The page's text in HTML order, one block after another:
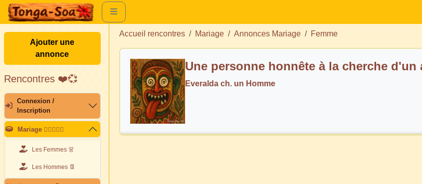
Ajouter une
annonce
Rencontres ❤️💞
Connexion /
Inscription
Mariage 👩🏽‍❤️‍👨🏽
Les Femmes 👗
Les Hommes 👖
Accueil rencontres Mariage Annonces Mariage Femme
Une personne honnête à la cherche d'un
Everalda ch. un Homme